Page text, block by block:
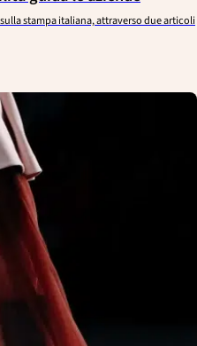
stampa italiana, attraverso due articoli